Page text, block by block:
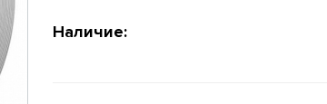
Наличие: